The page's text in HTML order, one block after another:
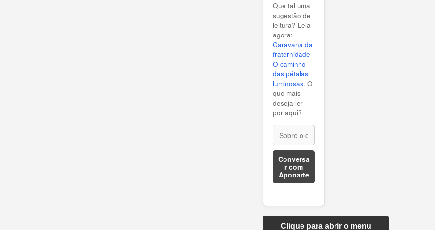
Que tal uma
sugestão de
leitura? Leia
agora:
Caravana da
fraternidade -
O caminho
das pétalas
luminosas. O
que mais
deseja ler
por aqui?
Conversa
r com
Aponarte
Clique para abrir o menu